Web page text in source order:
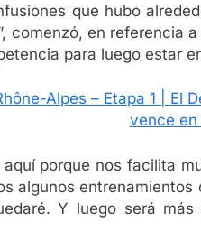
que hubo
comenzó, en referencia
para luego estar
Alpes – Etapa 1 | El
vence en
porque nos facilita
algunos
Y luego será